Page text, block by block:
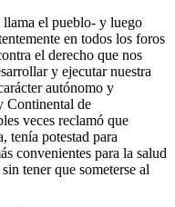
el pueblo- y luego
en todos los foros
el derecho que nos
y ejecutar nuestra
autónomo y
Continental de
veces reclamó que
tenía potestad para
convenientes para la salud
tener que someterse al